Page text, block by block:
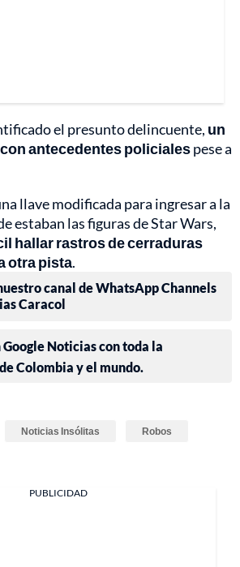
el presunto delincuente, un
antecedentes policialespese a
llave modificada para ingresar a la
estaban las figuras de Star Wars,
hallar rastros de cerraduras
otra pista.
canal de WhatsApp Channels
Caracol
Noticias con toda la
Colombia y el mundo.
Noticias Insólitas Robos
PUBLICIDAD